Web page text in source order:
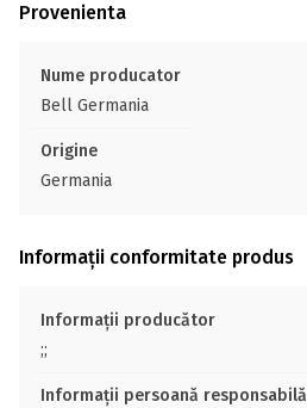
Provenienta
Nume producator
Bell Germania
Origine
Germania
Informații conformitate produs
Informații producător
;;
Informații persoană responsabilă